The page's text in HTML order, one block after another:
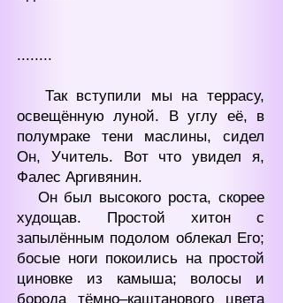
........
Так вступили мы на террасу,
освещённую луной. В углу её, в
полумраке тени маслины, сидел
Он, Учитель. Вот что увидел я,
Фалес Аргивянин.
Он был высокого роста, скорее
худощав. Простой хитон с
запылённым подолом облекал Его;
босые ноги покоились на простой
циновке из камыша; волосы и
борода тёмно‒каштанового цвета